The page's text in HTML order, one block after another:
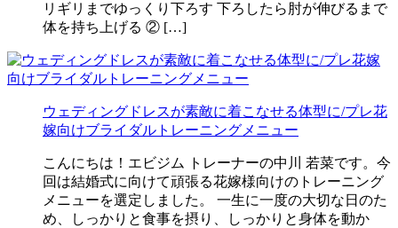
リギリまでゆっくり下ろす 下ろしたら肘が伸びるまで
体を持ち上げる ② […]
ウェディングドレスが素敵に着こなせる体型に/プレ花
嫁向けブライダルトレーニングメニュー
こんにちは！エビジム トレーナーの中川 若菜です。今
回は結婚式に向けて頑張る花嫁様向けのトレーニング
メニューを選定しました。 一生に一度の大切な日のた
め、しっかりと食事を摂り、しっかりと身体を動か